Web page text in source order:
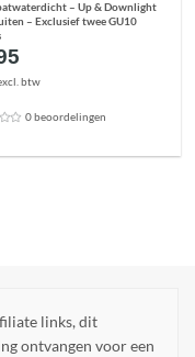
– Up & Downlight
– Exclusief twee GU10
btw
0 beoordelingen
links, dit
ontvangen voor een